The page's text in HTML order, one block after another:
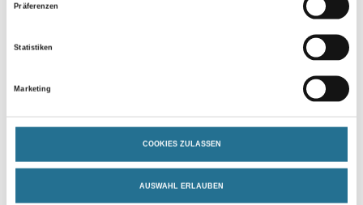
Präferenzen
Statistiken
Marketing
COOKIES ZULASSEN
AUSWAHL ERLAUBEN
PRODUKTEIGENSCHAFTEN